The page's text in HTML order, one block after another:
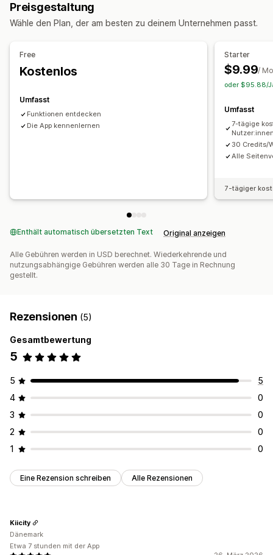
Massenbearbeitung
Erstellung von Inhalten
Preisgestaltung
Wähle den Plan, der am besten zu deinem Unternehmen passt.
Free
Kostenlos
Umfasst
Funktionen entdecken
Die App kennenlernen
Starter
$9.99/
oder $95.88/
Umfasst
7-tägige
30 Credits/
Alle
7-tägiger
Enthält automatisch übersetzten Text Original anzeigen
Alle Gebühren werden in USD berechnet. Wiederkehrende und
nutzungsabhängige Gebühren werden alle 30 Tage in Rechnung
gestellt.
Rezensionen (5)
Gesamtbewertung
5
5
5
4
0
3
0
2
0
1
0
Eine Rezension schreiben Alle Rezensionen
Kiicity
Dänemark
Etwa 7 stunden mit der App